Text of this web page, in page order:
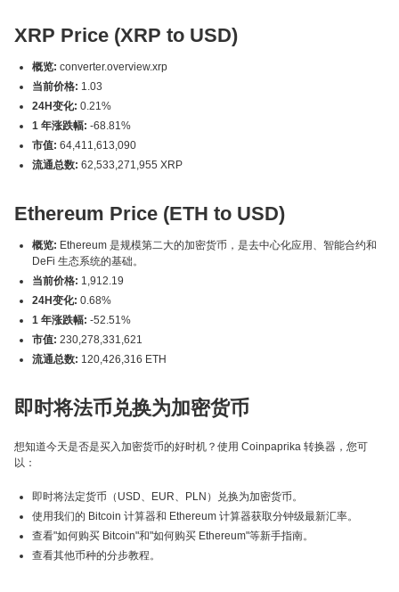
XRP Price (XRP to USD)
概览: converter.overview.xrp
当前价格: 1.03
24H变化: 0.21%
1 年涨跌幅: -68.81%
市值: 64,411,613,090
流通总数: 62,533,271,955 XRP
Ethereum Price (ETH to USD)
概览: Ethereum 是规模第二大的加密货币，是去中心化应用、智能合约和
DeFi 生态系统的基础。
当前价格: 1,912.19
24H变化: 0.68%
1 年涨跌幅: -52.51%
市值: 230,278,331,621
流通总数: 120,426,316 ETH
即时将法币兑换为加密货币
想知道今天是否是买入加密货币的好时机？使用 Coinpaprika 转换器，您可
以：
即时将法定货币（USD、EUR、PLN）兑换为加密货币。
使用我们的 Bitcoin 计算器和 Ethereum 计算器获取分钟级最新汇率。
查看"如何购买 Bitcoin"和"如何购买 Ethereum"等新手指南。
查看其他币种的分步教程。